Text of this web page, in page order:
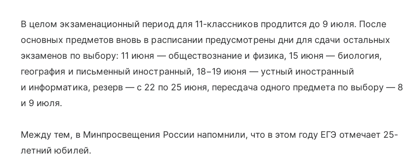
В целом экзаменационный период для 11-классников продлится до 9 июля. После
основных предметов вновь в расписании предусмотрены дни для сдачи остальных
экзаменов по выбору: 11 июня — обществознание и физика, 15 июня — биология,
география и письменный иностранный, 18−19 июня — устный иностранный
и информатика, резерв — с 22 по 25 июня, пересдача одного предмета по выбору — 8
и 9 июля.
Между тем, в Минпросвещения России напомнили, что в этом году ЕГЭ отмечает 25-
летний юбилей.